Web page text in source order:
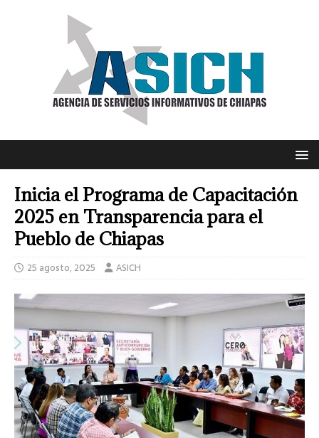
Inicia el Programa de Capacitación
2025 en Transparencia para el
Pueblo de Chiapas
25 agosto, 2025 ASICH